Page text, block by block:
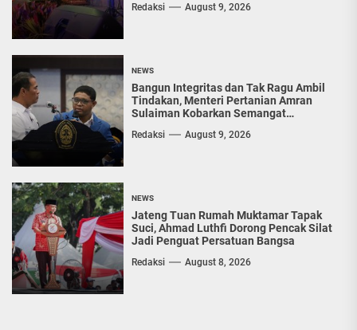
Redaksi August 9, 2026
NEWS
Bangun Integritas dan Tak Ragu Ambil
Tindakan, Menteri Pertanian Amran
Sulaiman Kobarkan Semangat
Redaksi August 9, 2026
NEWS
Jateng Tuan Rumah Muktamar Tapak
Suci, Ahmad Luthfi Dorong Pencak Silat
Jadi Penguat Persatuan Bangsa
Redaksi August 8, 2026